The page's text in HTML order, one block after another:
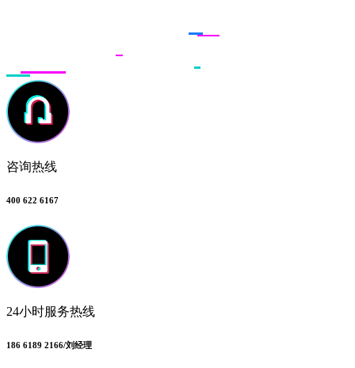
咨询热线
400 622 6167
24小时服务热线
186 6189 2166/刘经理